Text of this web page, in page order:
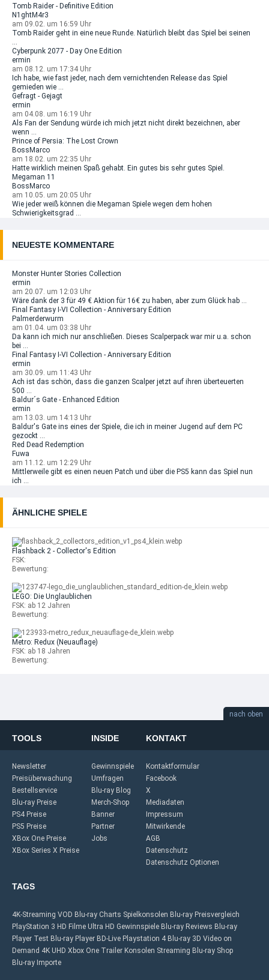
Tomb Raider - Definitive Edition
N1ghtM4r3
am 09.02. um 16:59 Uhr
Tomb Raider geht in eine neue Runde. Natürlich bleibt das Spiel bei seinen
...
Cyberpunk 2077 - Day One Edition
ermin
am 08.12. um 17:34 Uhr
Ich habe, wie fast jeder, nach dem vernichtenden Release das Spiel
gemieden wie ...
Gefragt - Gejagt
ermin
am 04.08. um 16:19 Uhr
Als Fan der Sendung würde ich mich jetzt nicht direkt bezeichnen, aber
wenn ...
Prince of Persia: The Lost Crown
BossMarco
am 18.02. um 22:35 Uhr
Hatte wirklich meinen Spaß gehabt. Ein gutes bis sehr gutes Spiel.
Megaman 11
BossMarco
am 10.05. um 20:05 Uhr
Wie jeder weiß können die Megaman Spiele wegen dem hohen
Schwierigkeitsgrad ...
NEUESTE KOMMENTARE
Monster Hunter Stories Collection
ermin
am 20.07. um 12:03 Uhr
Wäre dank der 3 für 49 € Aktion für 16€ zu haben, aber zum Glück hab ...
Final Fantasy I-VI Collection - Anniversary Edition
Palmerderwurm
am 01.04. um 03:38 Uhr
Da kann ich mich nur anschließen. Dieses Scalperpack war mir u.a. schon
bei ...
Final Fantasy I-VI Collection - Anniversary Edition
ermin
am 30.09. um 11:43 Uhr
Ach ist das schön, dass die ganzen Scalper jetzt auf ihren überteuerten
500 ...
Baldur´s Gate - Enhanced Edition
ermin
am 13.03. um 14:13 Uhr
Baldur's Gate ins eines der Spiele, die ich in meiner Jugend auf dem PC
gezockt ...
Red Dead Redemption
Fuwa
am 11.12. um 12:29 Uhr
Mittlerweile gibt es einen neuen Patch und über die PS5 kann das Spiel nun
ich ...
ÄHNLICHE SPIELE
Flashback 2 - Collector's Edition
FSK:
Bewertung:
LEGO: Die Unglaublichen
FSK: ab 12 Jahren
Bewertung:
Metro: Redux (Neuauflage)
FSK: ab 18 Jahren
Bewertung:
nach oben
TOOLS
Newsletter
Preisüberwachung
Bestellservice
Blu-ray Preise
PS4 Preise
PS5 Preise
XBox One Preise
XBox Series X Preise
INSIDE
Gewinnspiele
Umfragen
Blu-ray Blog
Merch-Shop
Banner
Partner
Jobs
KONTAKT
Kontaktformular
Facebook
X
Mediadaten
Impressum
Mitwirkende
AGB
Datenschutz
Datenschutz Optionen
TAGS
4K-Streaming VOD Blu-ray Charts Spielkonsolen Blu-ray Preisvergleich
PlayStation 3 HD Filme Ultra HD Gewinnspiele Blu-ray Reviews Blu-ray
Player Test Blu-ray Player BD-Live Playstation 4 Blu-ray 3D Video on
Demand 4K UHD Xbox One Trailer Konsolen Streaming Blu-ray Shop
Blu-ray Importe